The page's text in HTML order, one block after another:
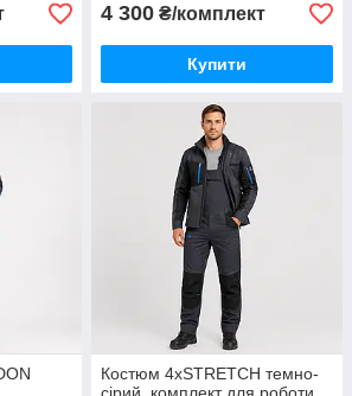
4 300 ₴/комплект
Купити
Костюм 4xSTRETCH темно-